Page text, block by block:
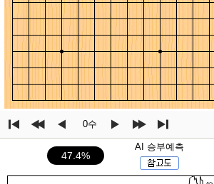
0수
47.4%
AI 승부예측